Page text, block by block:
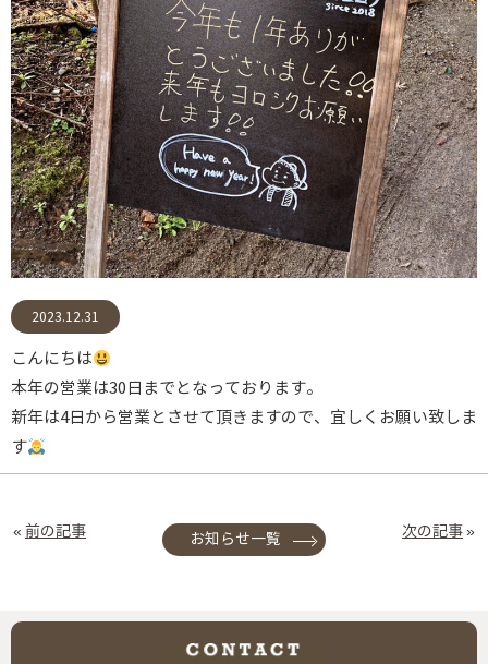
2023.12.31
こんにちは
本年の営業は30日までとなっております。
新年は4日から営業とさせて頂きますので、宜しくお願い致しま
す
« 前の記事 次の記事»
お知らせ一覧